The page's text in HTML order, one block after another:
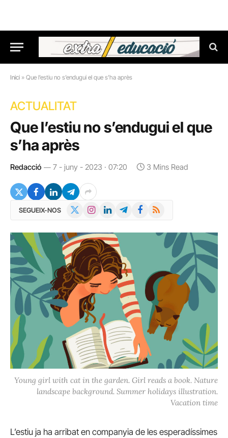
Inici » Que l’estiu no s’endugui el que s’ha après
ACTUALITAT
Que l’estiu no s’endugui el que
s’ha après
Redacció 7 - juny - 2023 · 07:20 3 Mins Read
SEGUEIX-NOS InstagramLinkedInTelegramFacebook
RSS
Young girl with cat in the garden. Girl reads a book. Nature
landscape background. Summer holidays illustration.
Vacation time
L’estiu ja ha arribat en companyia de les esperadíssimes